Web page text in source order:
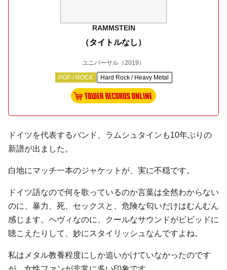
RAMMSTEIN
（タイトルなし）
ユニバーサル （2019）
POP / ROCK Hard Rock / Heavy Metal
ドイツを代表するバンド、ラムシュタインも10年ぶりの
新譜が出ました。
白地にマッチ一本のジャケットが、実に不穏です。
ドイツ語なので何を歌っているのか言葉は全然わからない
のに、暴力、死、セックスと、危険な匂いだけはむんむん
感じます。ヘヴィなのに、クールなサウンドがビビッドに
聴こえたりして、妙にスタイリッシュなんですよね。
私はメタル教養程度にしか追いかけていなかったのです